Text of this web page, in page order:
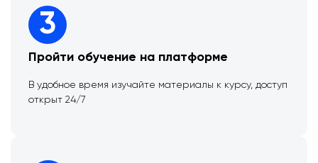
3
Пройти обучение на платформе
В удобное время изучайте материалы к курсу, доступ
открыт 24/7